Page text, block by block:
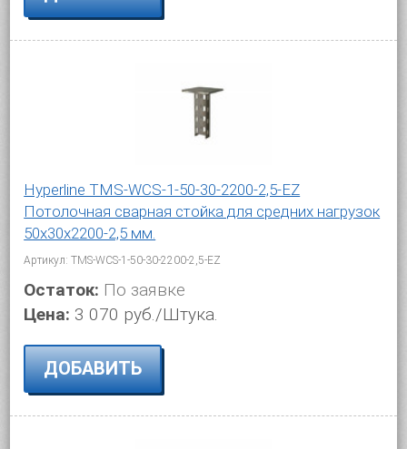
Hyperline TMS-WCS-1-50-30-2200-2,5-EZ
Потолочная сварная стойка для средних нагрузок
50х30х2200-2,5 мм.
Артикул: TMS-WCS-1-50-30-2200-2,5-EZ
Остаток: По заявке
Цена: 3 070 руб./Штука.
ДОБАВИТЬ